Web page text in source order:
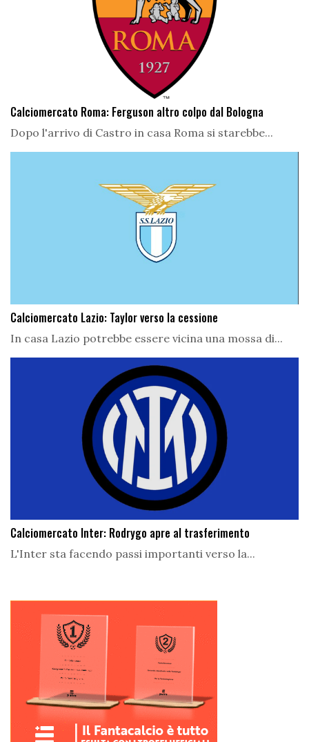
Calciomercato Roma: Ferguson altro colpo dal Bologna
Dopo l'arrivo di Castro in casa Roma si starebbe...
Calciomercato Lazio: Taylor verso la cessione
In casa Lazio potrebbe essere vicina una mossa di...
Calciomercato Inter: Rodrygo apre al trasferimento
L'Inter sta facendo passi importanti verso la...